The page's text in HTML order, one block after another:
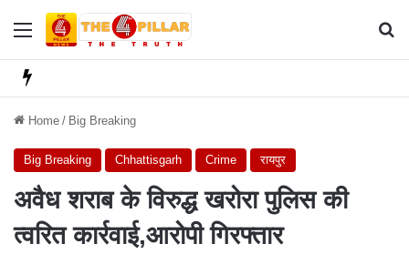
Menu
Home / Big Breaking
Big Breaking Chhattisgarh Crime रायपुर
अवैध शराब के विरुद्ध खरोरा पुलिस की
त्वरित कार्रवाई,आरोपी गिरफ्तार